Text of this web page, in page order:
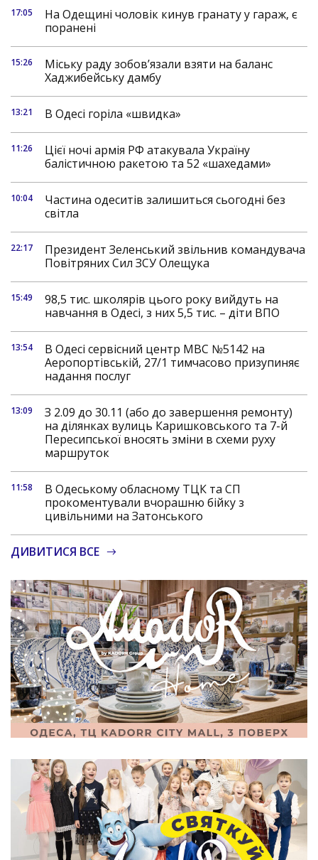
17:05
На Одещині чоловік кинув гранату у гараж, є
поранені
15:26
Міську раду зобов’язали взяти на баланс
Хаджибейську дамбу
13:21 В Одесі горіла «швидка»
11:26
Цієї ночі армія РФ атакувала Україну
балістичною ракетою та 52 «шахедами»
10:04
Частина одеситів залишиться сьогодні без
світла
22:17
Президент Зеленський звільнив командувача
Повітряних Сил ЗСУ Олещука
15:49
98,5 тис. школярів цього року вийдуть на
навчання в Одесі, з них 5,5 тис. – діти ВПО
13:54
В Одесі сервісний центр МВС №5142 на
Аеропортівській, 27/1 тимчасово призупиняє
надання послуг
13:09
З 2.09 до 30.11 (або до завершення ремонту)
на ділянках вулиць Каришковського та 7-й
Пересипської вносять зміни в схеми руху
маршруток
11:58
В Одеському обласному ТЦК та СП
прокоментували вчорашню бійку з
цивільними на Затонського
ДИВИТИСЯ ВСЕ